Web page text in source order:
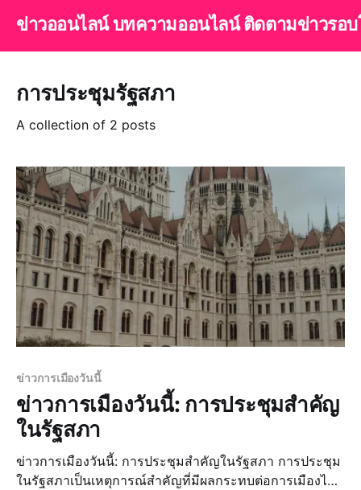
ข่าวออนไลน์ บทความออนไลน์ ติดตามข่าวรอบ
การประชุมรัฐสภา
A collection of 2 posts
ข่าวการเมืองวันนี้
ข่าวการเมืองวันนี้: การประชุมสำคัญ
ในรัฐสภา
ข่าวการเมืองวันนี้: การประชุมสำคัญในรัฐสภา การประชุม
ในรัฐสภาเป็นเหตุการณ์สำคัญที่มีผลกระทบต่อการเมืองไทย